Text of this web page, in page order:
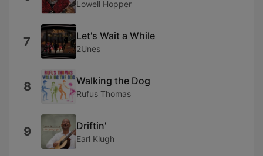
Lowell Hopper
7 Let's Wait a While
2Unes
8 Walking the Dog
Rufus Thomas
9 Driftin'
Earl Klugh